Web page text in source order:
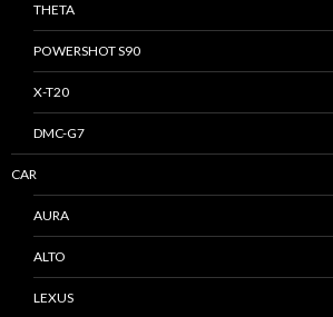
THETA
POWERSHOT S90
X-T20
DMC-G7
CAR
AURA
ALTO
LEXUS